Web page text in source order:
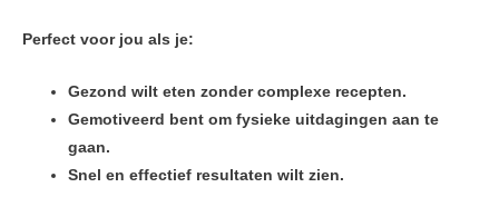
Perfect voor jou als je:
Gezond wilt eten zonder complexe recepten.
Gemotiveerd bent om fysieke uitdagingen aan te
gaan.
Snel en effectief resultaten wilt zien.